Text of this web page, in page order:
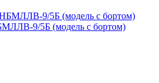
9/5Б (модель с бортом)